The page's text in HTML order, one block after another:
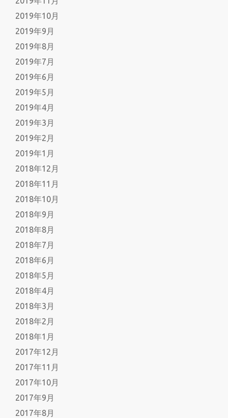
2019年10月
2019年9月
2019年8月
2019年7月
2019年6月
2019年5月
2019年4月
2019年3月
2019年2月
2019年1月
2018年12月
2018年11月
2018年10月
2018年9月
2018年8月
2018年7月
2018年6月
2018年5月
2018年4月
2018年3月
2018年2月
2018年1月
2017年12月
2017年11月
2017年10月
2017年9月
2017年8月